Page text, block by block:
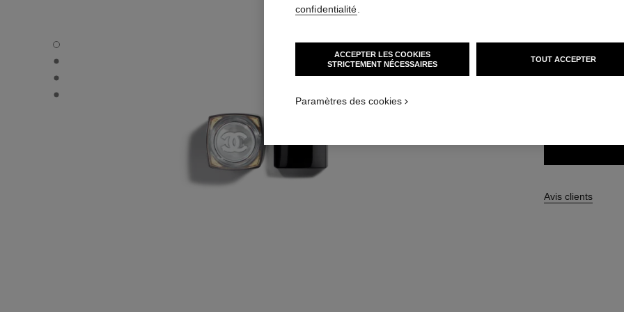
ROUGE COCO FLASH - Vue par défaut
ROUGE COCO FLASH - Vue alternative 1
ROUGE COCO FLASH - Vue alternative 2
ROUGE COCO FLASH - Vue basique texture
Avis clients
confidentialité
ACCEPTER LES COOKIES
STRICTEMENT NÉCESSAIRES
TOUT ACCEPTER
Paramètres des cookies